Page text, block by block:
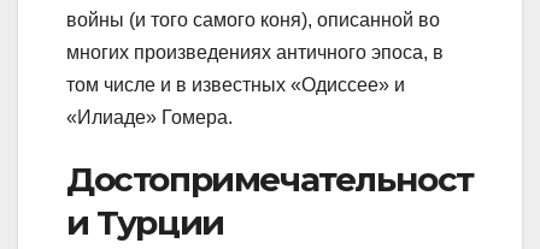
войны (и того самого коня), описанной во
многих произведениях античного эпоса, в
том числе и в известных «Одиссее» и
«Илиаде» Гомера.
Достопримечательност
и Турции